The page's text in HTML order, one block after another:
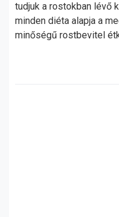
tudjuk a rostokban lévő
minden diéta alapja a
minőségű rostbevitel